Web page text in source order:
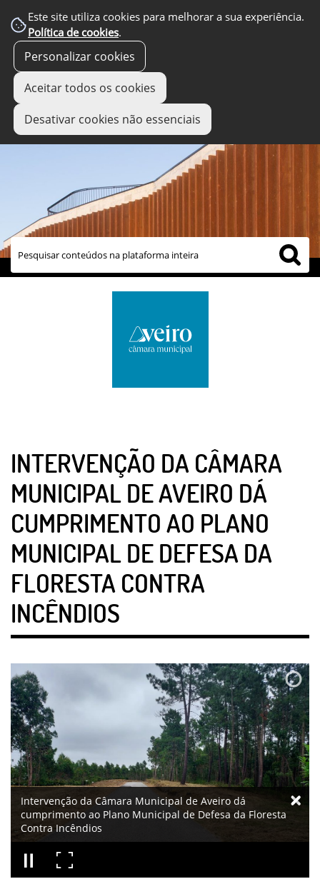
Este site utiliza cookies para melhorar a sua experiência.
Política de cookies.
Personalizar cookies
Aceitar todos os cookies
Desativar cookies não essenciais
links úteis
INTERVENÇÃO DA CÂMARA
MUNICIPAL DE AVEIRO DÁ
CUMPRIMENTO AO PLANO
MUNICIPAL DE DEFESA DA
FLORESTA CONTRA
INCÊNDIOS
Intervenção da Câmara Municipal de Aveiro dá
cumprimento ao Plano Municipal de Defesa da Floresta
Contra Incêndios